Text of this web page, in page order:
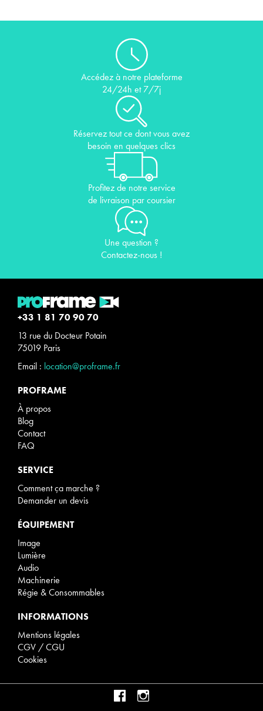
Accédez à notre plateforme
24/24h et 7/7j
Réservez tout ce dont vous avez
besoin en quelques clics
Profitez de notre service
de livraison par coursier
Une question ?
Contactez-nous !
+33 1 81 70 90 70
13 rue du Docteur Potain
75019 Paris
Email : location@proframe.fr
PROFRAME
À propos
Blog
Contact
FAQ
SERVICE
Comment ça marche ?
Demander un devis
ÉQUIPEMENT
Image
Lumière
Audio
Machinerie
Régie & Consommables
INFORMATIONS
Mentions légales
CGV / CGU
Cookies